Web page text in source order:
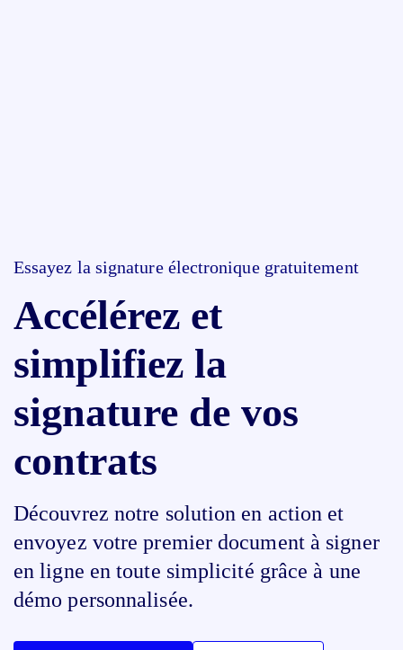
Essayez la signature électronique gratuitement
Accélérez et
simplifiez la
signature de vos
contrats
Découvrez notre solution en action et
envoyez votre premier document à signer
en ligne en toute simplicité grâce à une
démo personnalisée.